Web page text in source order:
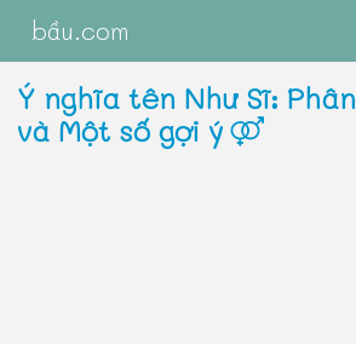
bầu.com
Ý nghĩa tên Như Sĩ:
và Một số gợi ý